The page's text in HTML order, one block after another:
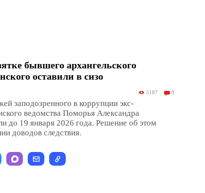
бывшего архангельского
оставили в сизо
5187 0
заподозренного в коррупции экс-
ведомства Поморья Александра
до 19 января 2026 года. Решение об этом
доводов следствия.